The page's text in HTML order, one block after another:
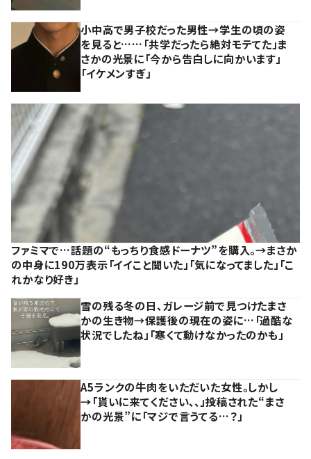
小中高で男子校だった男性→学生の頃の姿
を見ると……「共学だったら絶対モテてた」ま
さかの光景に「今から告白しに向かいます」
「イケメンすぎ」
ファミマで…話題の“もっちり食感ドーナツ”を購入。→まさか
の中身に190万表示「イイこと聞いた」「気になってました」「こ
れかなり好き」
雪の残る冬の日、ガレージ前で見つけたまさ
かの生き物→保護後の現在の姿に…「過酷な
状況でしたね」「寒くて動けなかったのかも」
A5ランクの牛肉をいただいた女性。しかし
→「貰いに来てください、、」投稿された“まさ
かの光景”に「マジで言うてる…？」